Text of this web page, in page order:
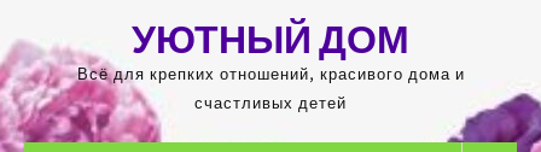
содержимому
УЮТНЫЙ ДОМ
Всё для крепких отношений, красивого дома и
счастливых детей